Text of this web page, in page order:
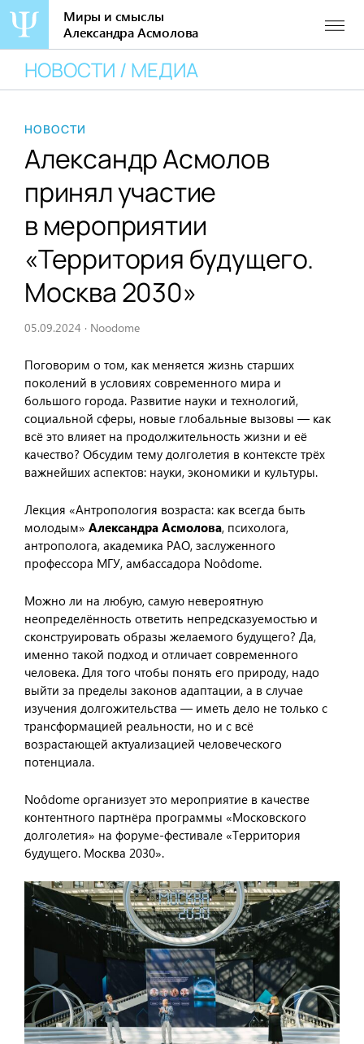
содержанию
Миры и смыслы
Александра Асмолова
НОВОСТИ / МЕДИА
НОВОСТИ
Александр Асмолов
принял участие
в мероприятии
«Территория будущего.
Москва 2030»
05.09.2024 · Noodome
Поговорим о том, как меняется жизнь старших
поколений в условиях современного мира и
большого города. Развитие науки и технологий,
социальной сферы, новые глобальные вызовы — как
всё это влияет на продолжительность жизни и её
качество? Обсудим тему долголетия в контексте трёх
важнейших аспектов: науки, экономики и культуры.
Лекция «Антропология возраста: как всегда быть
молодым» Александра Асмолова, психолога,
антрополога, академика РАО, заслуженного
профессора МГУ, амбассадора Noôdome.
Можно ли на любую, самую невероятную
неопределённость ответить непредсказуемостью и
сконструировать образы желаемого будущего? Да,
именно такой подход и отличает современного
человека. Для того чтобы понять его природу, надо
выйти за пределы законов адаптации, а в случае
изучения долгожительства — иметь дело не только с
трансформацией реальности, но и с всё
возрастающей актуализацией человеческого
потенциала.
Noôdome организует это мероприятие в качестве
контентного партнёра программы «Московского
долголетия» на форуме-фестивале «Территория
будущего. Москва 2030».